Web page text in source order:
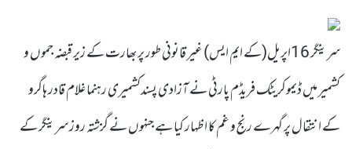
سرینگر 16اپریل(کے ایم ایس) غیر قانونی طور پر بھارت کے زیر قبضہ جموں و
کشمیر میں ڈیموکریٹک فریڈم پارٹی نے آزادی پسندکشمیری رہنما غلام قادر ہاگرو
کے انتقال پر گہرے رنج و غم کا اظہار کیا ہے جنہوں نے گزشتہ روز سرینگر کے